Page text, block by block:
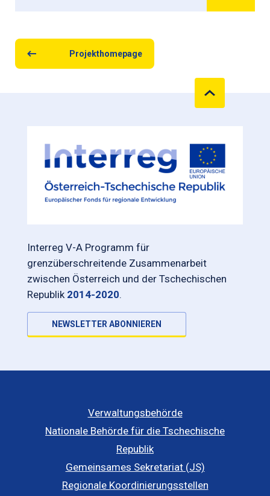
Projekthomepage
Interreg V-A Programm für
grenzüberschreitende Zusammenarbeit
zwischen Österreich und der Tschechischen
Republik 2014-2020.
NEWSLETTER ABONNIEREN
Verwaltungsbehörde
Nationale Behörde für die Tschechische
Republik
Gemeinsames Sekretariat (JS)
Regionale Koordinierungsstellen